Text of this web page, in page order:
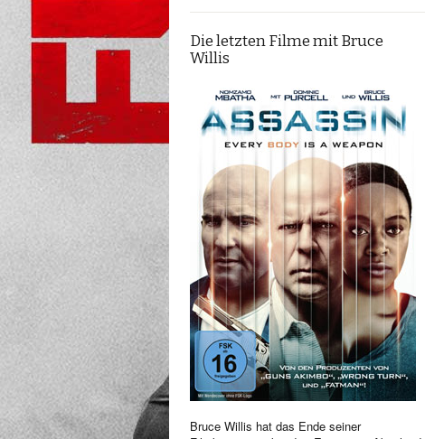
Die letzten Filme mit Bruce
Willis
Bruce Willis hat das Ende seiner